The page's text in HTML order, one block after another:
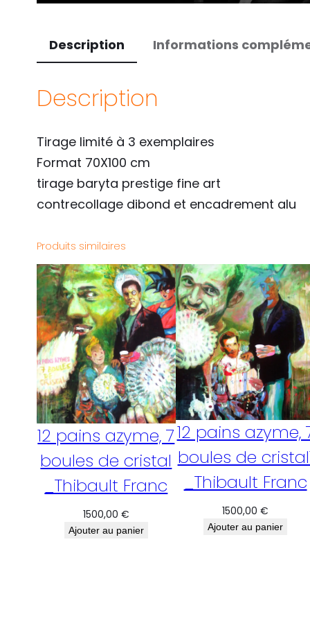
Description Informations
Description
Tirage limité à 3 exemplaires
Format 70X100 cm
tirage baryta prestige fine art
contrecollage dibond et encadrement alu
Produits similaires
12 pains azyme, 7
boules de cristal
_Thibault Franc
1500,00 €
Ajouter au panier
12 pains azyme,
boules de
_Thibault Franc
1500,00€
Ajouter au panier